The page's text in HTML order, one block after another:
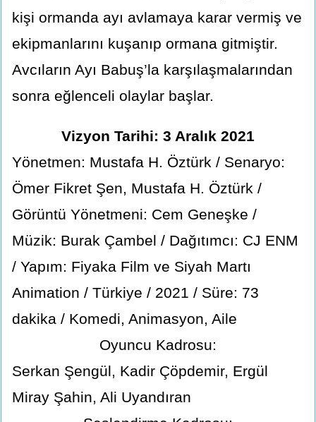
kişi ormanda ayı avlamaya karar vermiş ve
ekipmanlarını kuşanıp ormana gitmiştir.
Avcıların Ayı Babuş’la karşılaşmalarından
sonra eğlenceli olaylar başlar.
Vizyon Tarihi: 3 Aralık 2021
Yönetmen: Mustafa H. Öztürk / Senaryo:
Ömer Fikret Şen, Mustafa H. Öztürk /
Görüntü Yönetmeni: Cem Geneşke /
Müzik: Burak Çambel / Dağıtımcı: CJ ENM
/ Yapım: Fiyaka Film ve Siyah Martı
Animation / Türkiye / 2021 / Süre: 73
dakika / Komedi, Animasyon, Aile
Oyuncu Kadrosu:
Serkan Şengül, Kadir Çöpdemir, Ergül
Miray Şahin, Ali Uyandıran